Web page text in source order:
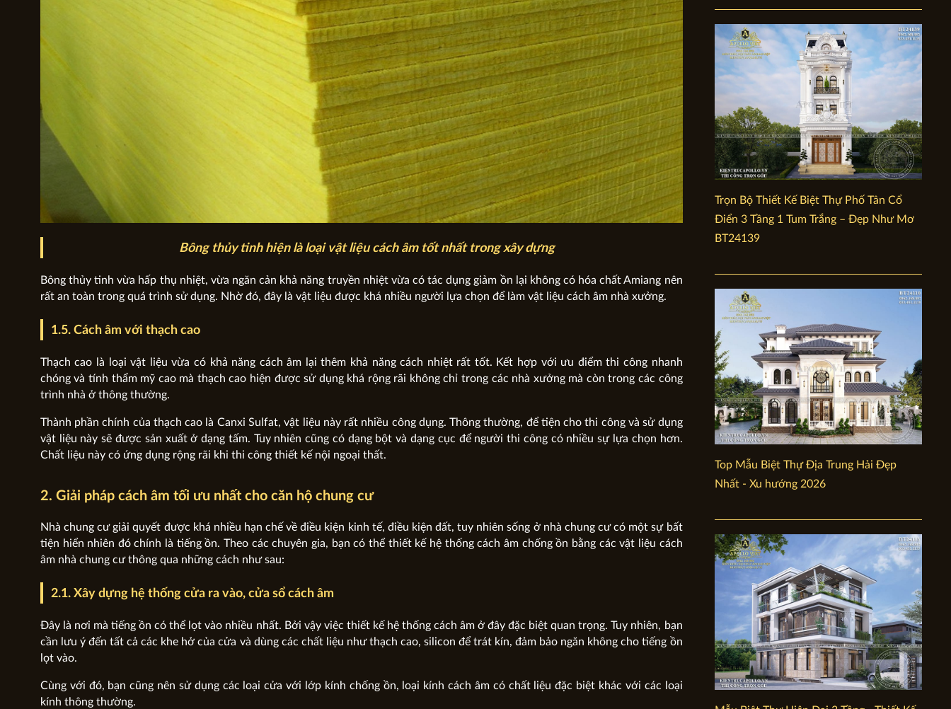
Bông thủy tinh hiện là loại vật liệu cách âm tốt nhất trong xây dựng
Bông thủy tinh vừa hấp thụ nhiệt, vừa ngăn cản khả năng truyền nhiệt vừa có tác dụng giảm ồn lại không có hóa chất Amiang nên
rất an toàn trong quá trình sử dụng. Nhờ đó, đây là vật liệu được khá nhiều người lựa chọn để làm vật liệu cách âm nhà xưởng.
1.5. Cách âm với thạch cao
Thạch cao là loại vật liệu vừa có khả năng cách âm lại thêm khả năng cách nhiệt rất tốt. Kết hợp với ưu điểm thi công nhanh
chóng và tính thẩm mỹ cao mà thạch cao hiện được sử dụng khá rộng rãi không chỉ trong các nhà xưởng mà còn trong các công
trình nhà ở thông thường.
Thành phần chính của thạch cao là Canxi Sulfat, vật liệu này rất nhiều công dụng. Thông thường, để tiện cho thi công và sử dụng
vật liệu này sẽ được sản xuất ở dạng tấm. Tuy nhiên cũng có dạng bột và dạng cục để người thi công có nhiều sự lựa chọn hơn.
Chất liệu này có ứng dụng rộng rãi khi thi công thiết kế nội ngoại thất.
2. Giải pháp cách âm tối ưu nhất cho căn hộ chung cư
Nhà chung cư giải quyết được khá nhiều hạn chế về điều kiện kinh tế, điều kiện đất, tuy nhiên sống ở nhà chung cư có một sự bất
tiện hiển nhiên đó chính là tiếng ồn. Theo các chuyên gia, bạn có thể thiết kế hệ thống cách âm chống ồn bằng các vật liệu cách
âm nhà chung cư thông qua những cách như sau:
2.1. Xây dựng hệ thống cửa ra vào, cửa sổ cách âm
Đây là nơi mà tiếng ồn có thể lọt vào nhiều nhất. Bởi vậy việc thiết kế hệ thống cách âm ở đây đặc biệt quan trọng. Tuy nhiên, bạn
cần lưu ý đến tất cả các khe hở của cửa và dùng các chất liệu như thạch cao, silicon để trát kín, đảm bảo ngăn không cho tiếng ồn
lọt vào.
Cùng với đó, bạn cũng nên sử dụng các loại cửa với lớp kính chống ồn, loại kính cách âm có chất liệu đặc biệt khác với các loại
kính thông thường.
Trọn Bộ Thiết Kế Biệt Thự Phố Tân Cổ
Điển 3 Tầng 1 Tum Trắng – Đẹp Như Mơ
BT24139
Top Mẫu Biệt Thự Địa Trung Hải Đẹp
Nhất - Xu hướng 2026